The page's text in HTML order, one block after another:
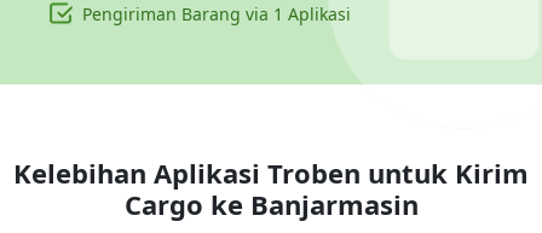
Pengiriman Barang via 1 Aplikasi
Kelebihan Aplikasi Troben untuk Kirim
Cargo ke Banjarmasin